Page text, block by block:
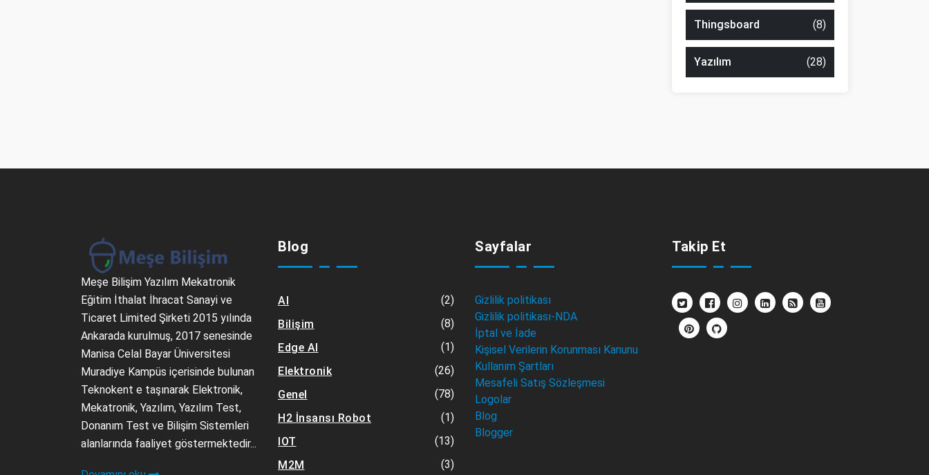
Thingsboard (8)
Yazılım (28)
Meşe Bilişim Yazılım Mekatronik
Eğitim İthalat İhracat Sanayi ve
Ticaret Limited Şirketi 2015 yılında
Ankarada kurulmuş, 2017 senesinde
Manisa Celal Bayar Üniversitesi
Muradiye Kampüs içerisinde bulunan
Teknokent e taşınarak Elektronik,
Mekatronik, Yazılım, Yazılım Test,
Donanım Test ve Bilişim Sistemleri
alanlarında faaliyet göstermektedir...
Blog
AI
(2)
Bilişim
(8)
Edge AI
(1)
Elektronik
(26)
Genel
(78)
H2 İnsansı Robot
(1)
IOT
(13)
M2M
(3)
Sayfalar
Gizlilik politikası
Gizlilik politikası-NDA
İptal ve İade
Kişisel Verilerin Korunması Kanunu
Kullanım Şartları
Mesafeli Satış Sözleşmesi
Logolar
Blog
Blogger
Takip Et